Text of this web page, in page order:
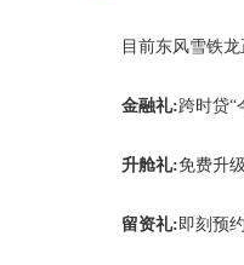
目前东风雪铁
金融礼:跨时贷“
升舱礼:免费升
留资礼:即刻预